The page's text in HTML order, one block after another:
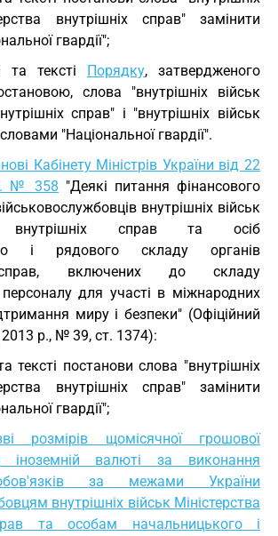
внутрішніх справ" замінити
гвардії";
тексті Порядку, затвердженого
слова "внутрішніх військ
справ" і "внутрішніх військ
"Національної гвардії".
Кабінету Міністрів України від 22
№ 358 "Деякі питання фінансового
внутрішніх військ
внутрішніх справ та осіб
і рядового складу органів
справ, включених до складу
персоналу для участі в міжнародних
миру і безпеки" (Офіційний
2013 р., № 39, ст. 1374):
тексті постанови слова "внутрішніх
внутрішніх справ" замінити
гвардії";
розмірів щомісячної грошової
іноземній валюті за виконання
за межами України
внутрішніх військ Міністерства
та особам начальницького і